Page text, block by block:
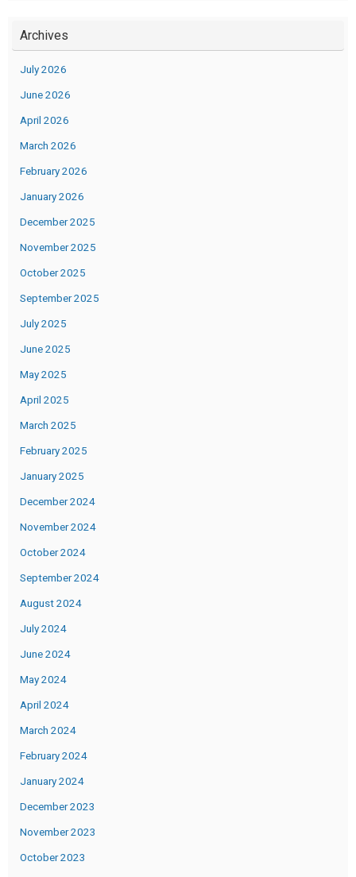
Archives
July 2026
June 2026
April 2026
March 2026
February 2026
January 2026
December 2025
November 2025
October 2025
September 2025
July 2025
June 2025
May 2025
April 2025
March 2025
February 2025
January 2025
December 2024
November 2024
October 2024
September 2024
August 2024
July 2024
June 2024
May 2024
April 2024
March 2024
February 2024
January 2024
December 2023
November 2023
October 2023